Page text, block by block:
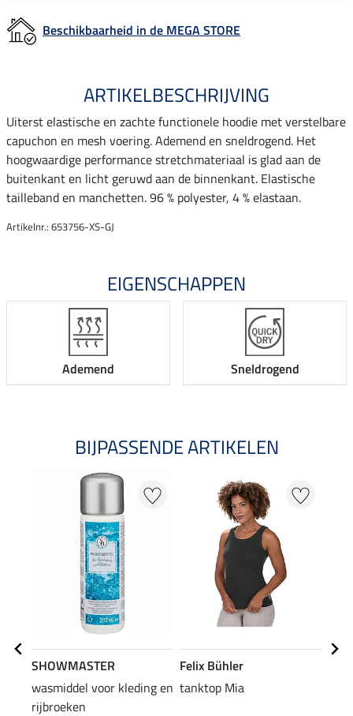
Beschikbaarheid in de MEGA STORE
ARTIKELBESCHRIJVING
Uiterst elastische en zachte functionele hoodie met verstelbare
capuchon en mesh voering. Ademend en sneldrogend. Het
hoogwaardige performance stretchmateriaal is glad aan de
buitenkant en licht geruwd aan de binnenkant. Elastische
tailleband en manchetten. 96 % polyester, 4 % elastaan.
Artikelnr.: 653756-XS-GJ
EIGENSCHAPPEN
Ademend Sneldrogend
BIJPASSENDE ARTIKELEN
SHOWMASTER
wasmiddel voor kleding en
rijbroeken
Felix Bühler
tanktop Mia